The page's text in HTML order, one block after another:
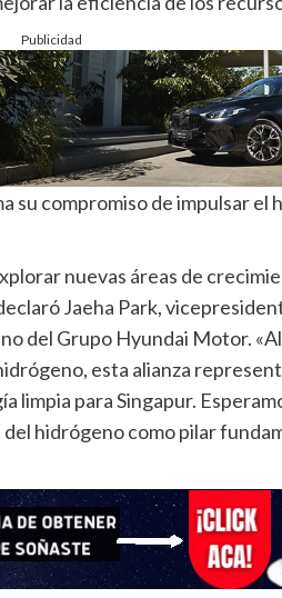
Publicidad
su compromiso de impulsar el
nuevas áreas de
Jaeha Park,
del Grupo Hyundai Motor.
esta alianza
limpia para Singapur.
hidrógeno como pilar